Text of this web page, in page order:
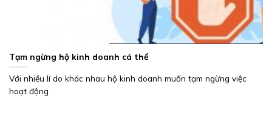
Tạm ngừng hộ kinh doanh cá thể
Với nhiều lí do khác nhau hộ kinh doanh muốn tạm ngừng việc
hoạt động